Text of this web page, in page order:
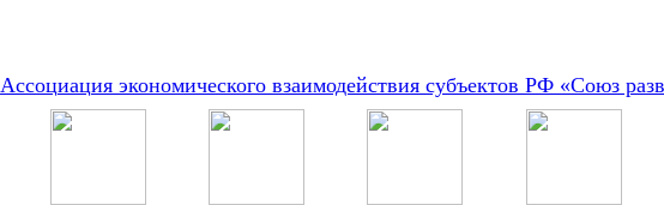
Ассоциация экономического взаимодействия субъектов РФ «Союз